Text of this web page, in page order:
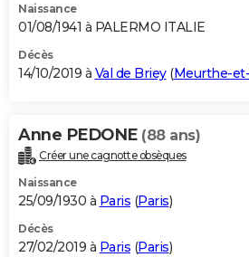
Naissance
01/08/1941 à PALERMO ITALIE
Décès
14/10/2019 à Val de Briey(Meurthe-
Anne PEDONE (88 ans)
Créer une cagnotte obsèques
Naissance
25/09/1930 à Paris (Paris)
Décès
27/02/2019 à Paris (Paris)